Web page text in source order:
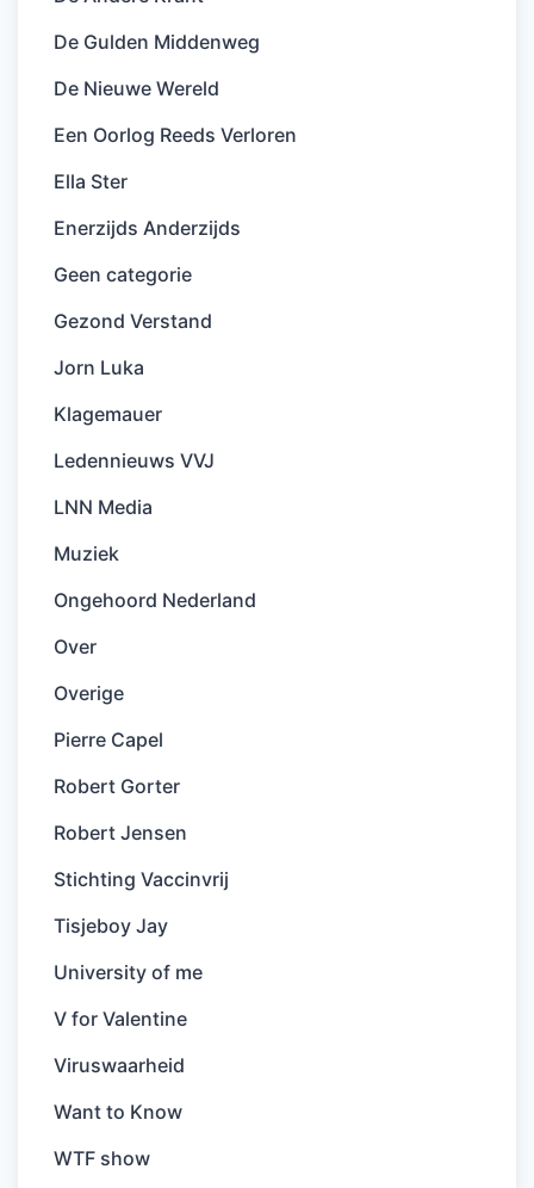
De Gulden Middenweg
De Nieuwe Wereld
Een Oorlog Reeds Verloren
Ella Ster
Enerzijds Anderzijds
Geen categorie
Gezond Verstand
Jorn Luka
Klagemauer
Ledennieuws VVJ
LNN Media
Muziek
Ongehoord Nederland
Over
Overige
Pierre Capel
Robert Gorter
Robert Jensen
Stichting Vaccinvrij
Tisjeboy Jay
University of me
V for Valentine
Viruswaarheid
Want to Know
WTF show